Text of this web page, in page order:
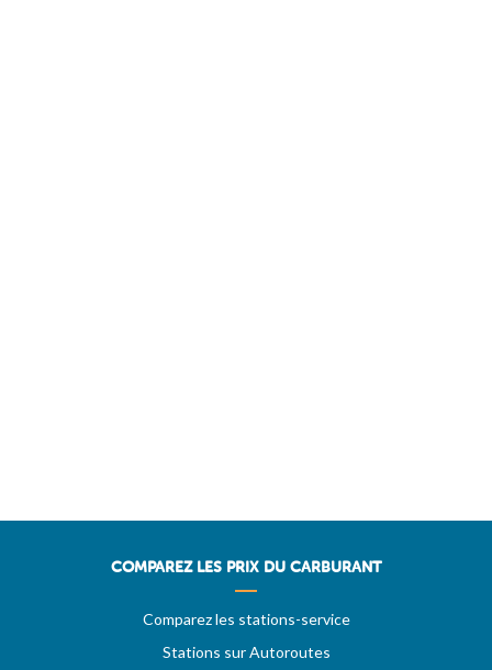
COMPAREZ LES PRIX DU CARBURANT
Comparez les stations-service
Stations sur Autoroutes